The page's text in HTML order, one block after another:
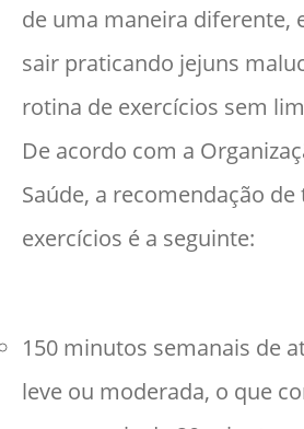
de uma maneira diferente,
sair praticando jejuns
rotina de exercícios sem
De acordo com a
Saúde, a recomendação
exercícios é a seguinte:
150 minutos semanais de
leve ou moderada, o que